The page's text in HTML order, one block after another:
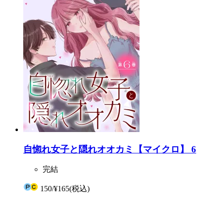
自惚れ女子と隠れオオカミ【マイクロ】 6
完結
150/¥165(税込)